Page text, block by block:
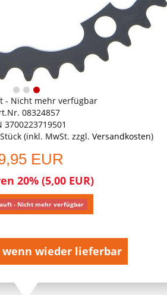
- Nicht mehr verfügbar
08324857
3700223719501
(inkl. MwSt. zzgl. Versandkosten)
EUR
20% (5,00 EUR)
- Nicht mehr verfügbar
wieder lieferbar